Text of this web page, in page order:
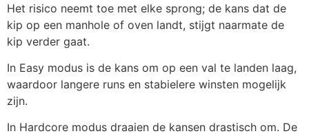
Het risico neemt toe met elke sprong; de kans dat de
kip op een manhole of oven landt, stijgt naarmate de
kip verder gaat.
In Easy modus is de kans om op een val te landen laag,
waardoor langere runs en stabielere winsten mogelijk
zijn.
In Hardcore modus draaien de kansen drastisch om. De